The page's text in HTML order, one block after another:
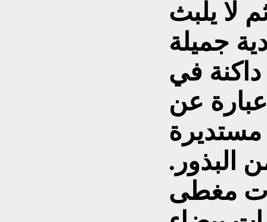
لا يلبث
جميلة
داكنة في
عن
البذور.
مغطى